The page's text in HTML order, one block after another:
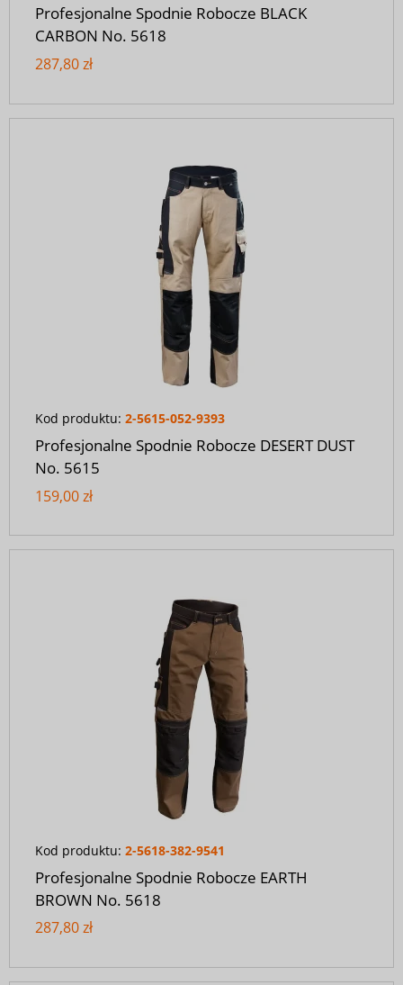
Profesjonalne Spodnie Robocze BLACK
CARBON No. 5618
287,80 zł
Kod produktu: 2-5615-052-9393
Profesjonalne Spodnie Robocze DESERT DUST
No. 5615
159,00 zł
Kod produktu: 2-5618-382-9541
Profesjonalne Spodnie Robocze EARTH
BROWN No. 5618
287,80 zł